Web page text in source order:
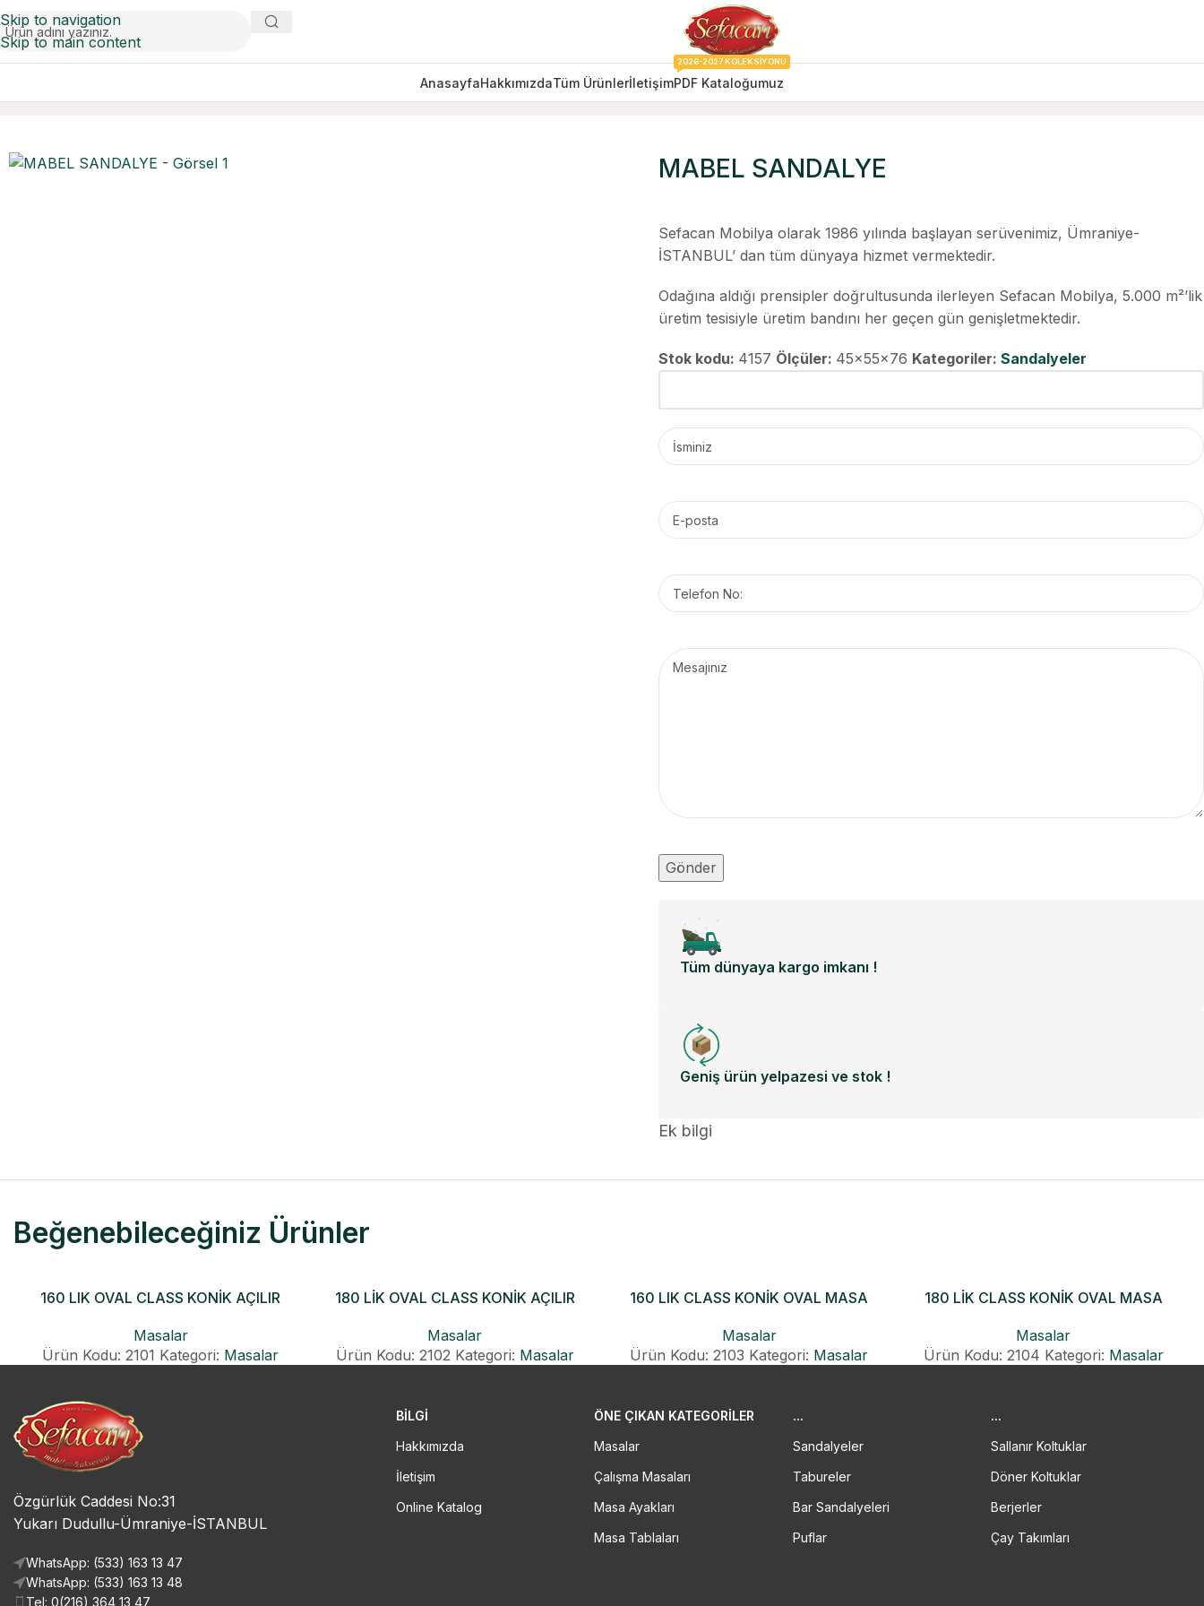
Skip to navigation
Skip to main content
AnasayfaHakkımızdaTüm ÜrünlerİletişimPDF Kataloğumuz
2026-2027 KOLEKSIYONU
MABEL SANDALYE
Sefacan Mobilya olarak 1986 yılında başlayan serüvenimiz, Ümraniye-
İSTANBUL’ dan tüm dünyaya hizmet vermektedir.
Odağına aldığı prensipler doğrultusunda ilerleyen Sefacan Mobilya, 5.000 m²’lik
üretim tesisiyle üretim bandını her geçen gün genişletmektedir.
Stok kodu: 4157 Ölçüler: 45x55x76 Kategoriler:Sandalyeler
Tüm dünyaya kargo imkanı !
Geniş ürün yelpazesi ve stok !
Ek bilgi
Beğenebileceğiniz Ürünler
160 LIK OVAL CLASS KONİK AÇILIR
Masalar
Ürün Kodu: 2101 Kategori: Masalar
180 LİK OVAL CLASS KONİK AÇILIR
Masalar
Ürün Kodu: 2102 Kategori: Masalar
160 LIK CLASS KONİK OVAL MASA
Masalar
Ürün Kodu: 2103 Kategori: Masalar
180 LİK CLASS KONİK OVAL MASA
Masalar
Ürün Kodu: 2104 Kategori: Masalar
Özgürlük Caddesi No:31
Yukarı Dudullu-Ümraniye-İSTANBUL
WhatsApp: (533) 163 13 47
WhatsApp: (533) 163 13 48
Tel: 0(216) 364 13 47
BİLGİ
Hakkımızda
İletişim
Online Katalog
ÖNE ÇIKAN KATEGORILER
Masalar
Çalışma Masaları
Masa Ayakları
Masa Tablaları
...
Sandalyeler
Tabureler
Bar Sandalyeleri
Puflar
...
Sallanır Koltuklar
Döner Koltuklar
Berjerler
Çay Takımları